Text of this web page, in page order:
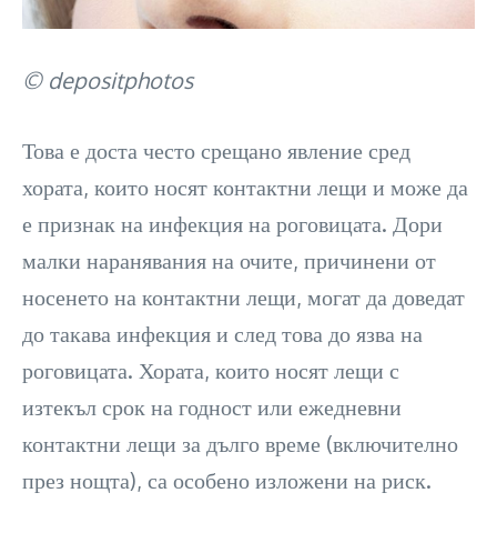
© depositphotos
Това е доста често срещано явление сред
хората, които носят контактни лещи и може да
е признак на инфекция на роговицата. Дори
малки наранявания на очите, причинени от
носенето на контактни лещи, могат да доведат
до такава инфекция и след това до язва на
роговицата. Хората, които носят лещи с
изтекъл срок на годност или ежедневни
контактни лещи за дълго време (включително
през нощта), са особено изложени на риск.